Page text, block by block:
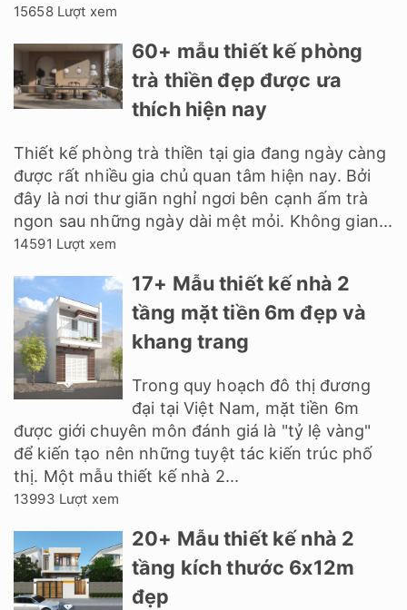
15658 Lượt xem
60+ mẫu thiết kế phòng
trà thiền đẹp được ưa
thích hiện nay
Thiết kế phòng trà thiền tại gia đang ngày càng
được rất nhiều gia chủ quan tâm hiện nay. Bởi
đây là nơi thư giãn nghỉ ngơi bên cạnh ấm trà
ngon sau những ngày dài mệt mỏi. Không gian...
14591 Lượt xem
17+ Mẫu thiết kế nhà 2
tầng mặt tiền 6m đẹp và
khang trang
Trong quy hoạch đô thị đương
đại tại Việt Nam, mặt tiền 6m
được giới chuyên môn đánh giá là "tỷ lệ vàng"
để kiến tạo nên những tuyệt tác kiến trúc phố
thị. Một mẫu thiết kế nhà 2...
13993 Lượt xem
20+ Mẫu thiết kế nhà 2
tầng kích thước 6x12m
đẹp